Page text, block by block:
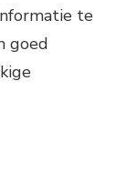
te
goed